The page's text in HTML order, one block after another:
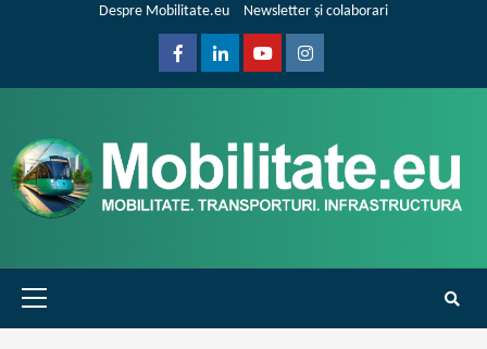
Despre Mobilitate.eu Newsletter și colaborari
FacebookLinkedinYoutubeInstagram
Primary
Menu